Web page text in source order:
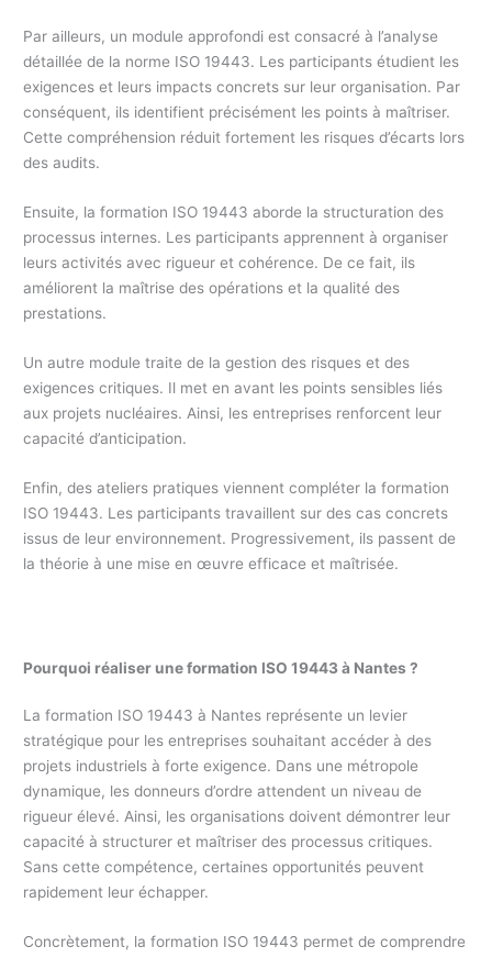
Par ailleurs, un module approfondi est consacré à l’analyse
détaillée de la norme ISO 19443. Les participants étudient les
exigences et leurs impacts concrets sur leur organisation. Par
conséquent, ils identifient précisément les points à maîtriser.
Cette compréhension réduit fortement les risques d’écarts lors
des audits.
Ensuite, la formation ISO 19443 aborde la structuration des
processus internes. Les participants apprennent à organiser
leurs activités avec rigueur et cohérence. De ce fait, ils
améliorent la maîtrise des opérations et la qualité des
prestations.
Un autre module traite de la gestion des risques et des
exigences critiques. Il met en avant les points sensibles liés
aux projets nucléaires. Ainsi, les entreprises renforcent leur
capacité d’anticipation.
Enfin, des ateliers pratiques viennent compléter la formation
ISO 19443. Les participants travaillent sur des cas concrets
issus de leur environnement. Progressivement, ils passent de
la théorie à une mise en œuvre efficace et maîtrisée.
Pourquoi réaliser une formation ISO 19443 à Nantes ?
La formation ISO 19443 à Nantes représente un levier
stratégique pour les entreprises souhaitant accéder à des
projets industriels à forte exigence. Dans une métropole
dynamique, les donneurs d’ordre attendent un niveau de
rigueur élevé. Ainsi, les organisations doivent démontrer leur
capacité à structurer et maîtriser des processus critiques.
Sans cette compétence, certaines opportunités peuvent
rapidement leur échapper.
Concrètement, la formation ISO 19443 permet de comprendre